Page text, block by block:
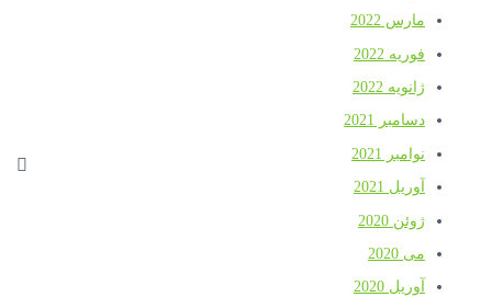
مارس 2022
فوریه 2022
ژانویه 2022
دسامبر 2021
نوامبر 2021
آوریل 2021
ژوئن 2020
می 2020
آوریل 2020